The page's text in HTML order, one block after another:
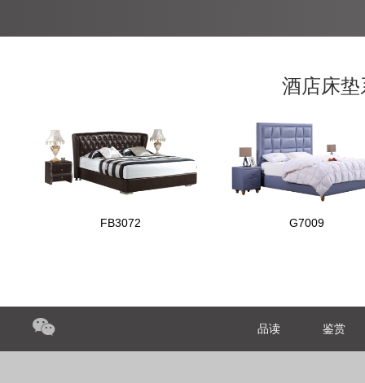
酒店床
FB3072 G7009
品读 鉴赏